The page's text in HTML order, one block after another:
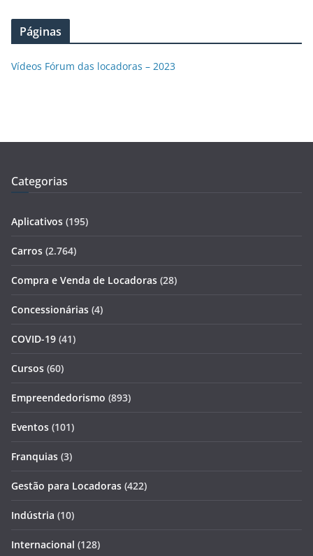
Páginas
Vídeos Fórum das locadoras – 2023
Categorias
Aplicativos (195)
Carros (2.764)
Compra e Venda de Locadoras (28)
Concessionárias (4)
COVID-19 (41)
Cursos (60)
Empreendedorismo (893)
Eventos (101)
Franquias (3)
Gestão para Locadoras (422)
Indústria (10)
Internacional (128)